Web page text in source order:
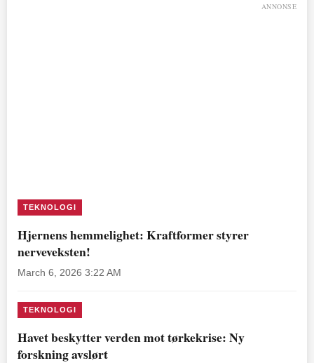
ANNONSE
TEKNOLOGI
Hjernens hemmelighet: Kraftformer styrer
nerveveksten!
March 6, 2026 3:22 AM
TEKNOLOGI
Havet beskytter verden mot tørkekrise: Ny
forskning avslørt